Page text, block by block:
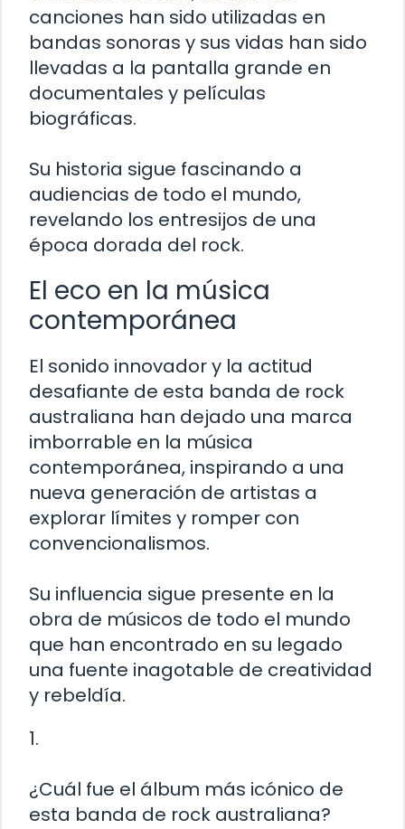
canciones han sido utilizadas en
bandas sonoras y sus vidas han sido
llevadas a la pantalla grande en
documentales y películas
biográficas.
Su historia sigue fascinando a
audiencias de todo el mundo,
revelando los entresijos de una
época dorada del rock.
El eco en la música
contemporánea
El sonido innovador y la actitud
desafiante de esta banda de rock
australiana han dejado una marca
imborrable en la música
contemporánea, inspirando a una
nueva generación de artistas a
explorar límites y romper con
convencionalismos.
Su influencia sigue presente en la
obra de músicos de todo el mundo
que han encontrado en su legado
una fuente inagotable de creatividad
y rebeldía.
1.
¿Cuál fue el álbum más icónico de
esta banda de rock australiana?